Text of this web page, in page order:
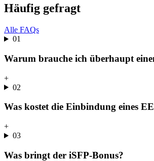
Häufig gefragt
Alle FAQs
01
Warum brauche ich überhaupt
+
02
Was kostet die Einbindung eines
+
03
Was bringt der iSFP-Bonus?